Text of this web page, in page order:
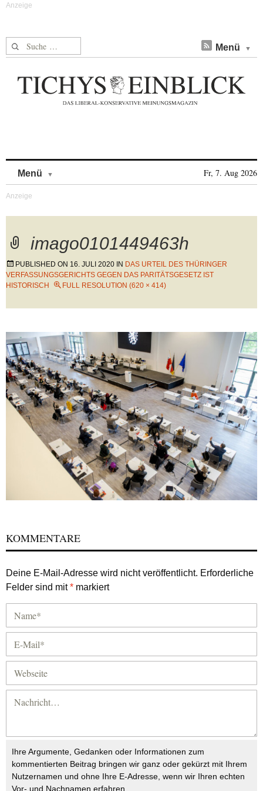
Suche nach: Menü
Menü Fr, 7. Aug 2026
imago0101449463h
PUBLISHED ON 16. JULI 2020 IN DAS URTEIL DES THÜRINGER
VERFASSUNGSGERICHTS GEGEN DAS PARITÄTSGESETZ IST
HISTORISCH
FULL RESOLUTION (620 × 414)
KOMMENTARE
Deine E-Mail-Adresse wird nicht veröffentlicht. Erforderliche
Felder sind mit* markiert
Ihre Argumente, Gedanken oder Informationen zum
kommentierten Beitrag bringen wir ganz oder gekürzt mit Ihrem
Nutzernamen und ohne Ihre E-Adresse, wenn wir Ihren echten
Vor- und Nachnamen erfahren.